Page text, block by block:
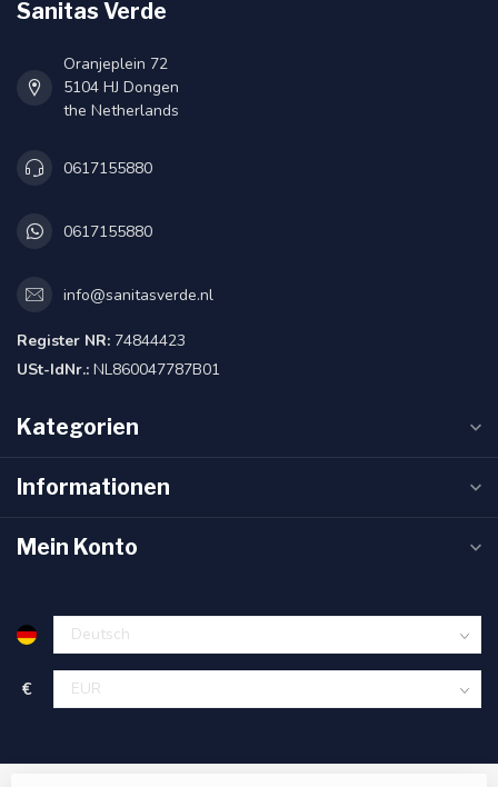
Sanitas Verde
Oranjeplein 72
5104 HJ Dongen
the Netherlands
0617155880
0617155880
info@sanitasverde.nl
Register NR: 74844423
USt-IdNr.: NL860047787B01
Kategorien
Informationen
Mein Konto
€